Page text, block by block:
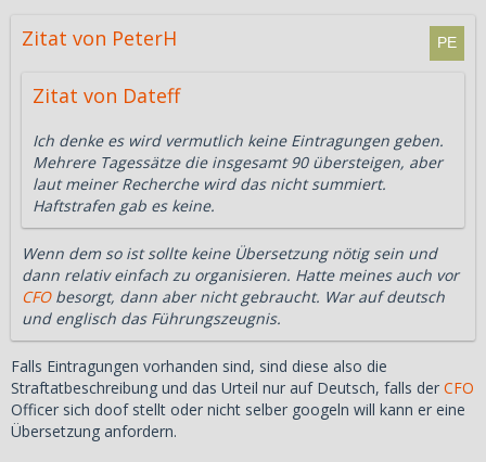
Zitat von PeterH
Zitat von Dateff
Ich denke es wird vermutlich keine Eintragungen geben.
Mehrere Tagessätze die insgesamt 90 übersteigen, aber
laut meiner Recherche wird das nicht summiert.
Haftstrafen gab es keine.
Wenn dem so ist sollte keine Übersetzung nötig sein und
dann relativ einfach zu organisieren. Hatte meines auch vor
CFObesorgt, dann aber nicht gebraucht. War auf deutsch
und englisch das Führungszeugnis.
Falls Eintragungen vorhanden sind, sind diese also die
Straftatbeschreibung und das Urteil nur auf Deutsch, falls der CFO
Officer sich doof stellt oder nicht selber googeln will kann er eine
Übersetzung anfordern.